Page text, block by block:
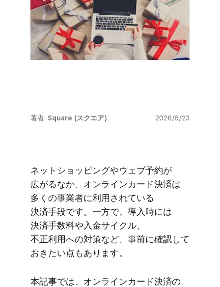
著者: Square (スクエア) 2026/6/23
ネットショッピングや​ウェブ予約が​
広がるなか、​オンラインカード決済は​
多くの​事業者に​利用されている​
決済手段です。​一方で、​導入時には​
決済手数料や​入金サイクル、​
不正利用への​対策など、​事前に​確認して​
おきたい点も​あります。
本記事では、​オンラインカード決済の​